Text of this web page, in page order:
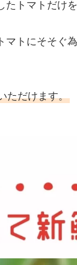
トマトだけ
トにそそぐ
ただけます。